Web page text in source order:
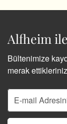
Alfheim
Bültenimize
merak